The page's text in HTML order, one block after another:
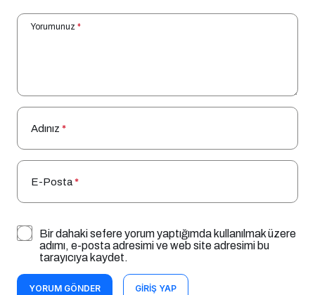
Yorumunuz *
Adınız *
E-Posta*
Bir dahaki sefere yorum yaptığımda kullanılmak üzere
adımı, e-posta adresimi ve web site adresimi bu
tarayıcıya kaydet.
YORUM GÖNDER GIRIŞ YAP